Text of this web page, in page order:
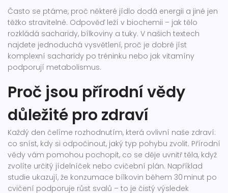
Často se ptáme, proč některé jídlo dodá energii a jiné jen
těžko stravitelné. Odpověď leží v biochemii – jak tělo
rozkládá sacharidy, bílkoviny a tuky. V našich textech
najdete jednoduchá vysvětlení, proč je dobré jíst
komplexní sacharidy po tréninku nebo jak vitamíny
podporují metabolismus.
Proč jsou přírodní vědy
důležité pro zdraví
Každý den čelíme rozhodnutím, která ovlivní naše zdraví:
co sníst, kdy si odpočinout, jaký typ pohybu zvolit. Přírodní
vědy vám pomohou pochopit, co se děje uvnitř těla, když
zvolíte určitý jídelníček nebo cvičební plán. Například
studie ukazují, že konzumace bílkovin během 30 minut po
cvičení podporuje růst svalů – to je čistý výsledek